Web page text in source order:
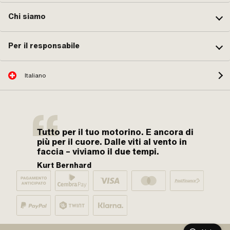
Chi siamo
Per il responsabile
Italiano
Tutto per il tuo motorino. E ancora di
più per il cuore. Dalle viti al vento in
faccia – viviamo il due tempi.
Kurt Bernhard